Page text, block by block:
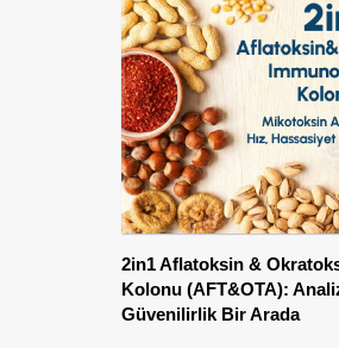
2in1 Aflatoksin &
Kolonu (AFT&OTA):
Güvenilirlik Bir Arada